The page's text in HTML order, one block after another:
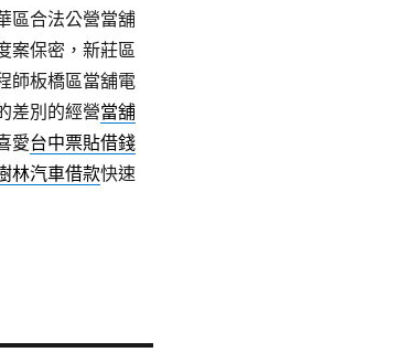
區合法公營當舖
案保密，新莊區
師板橋區當舖電
差別的經營當舖
愛台中票貼借錢
林汽車借款快速